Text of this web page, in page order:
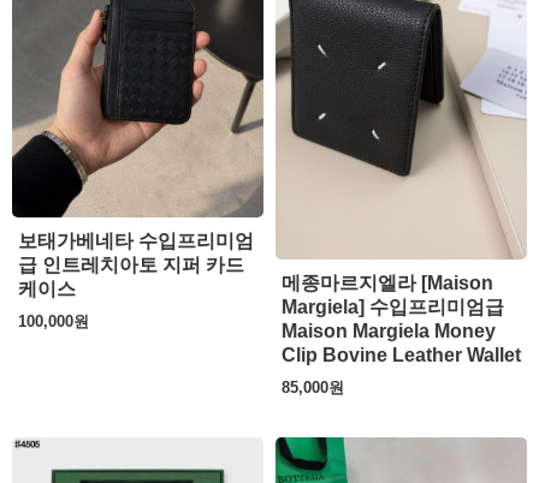
보태가베네타 수입프리미엄
급 인트레치아토 지퍼 카드
케이스
100,000원
메종마르지엘라 [Maison
Margiela] 수입프리미엄급
Maison Margiela Money
Clip Bovine Leather Wallet
85,000원